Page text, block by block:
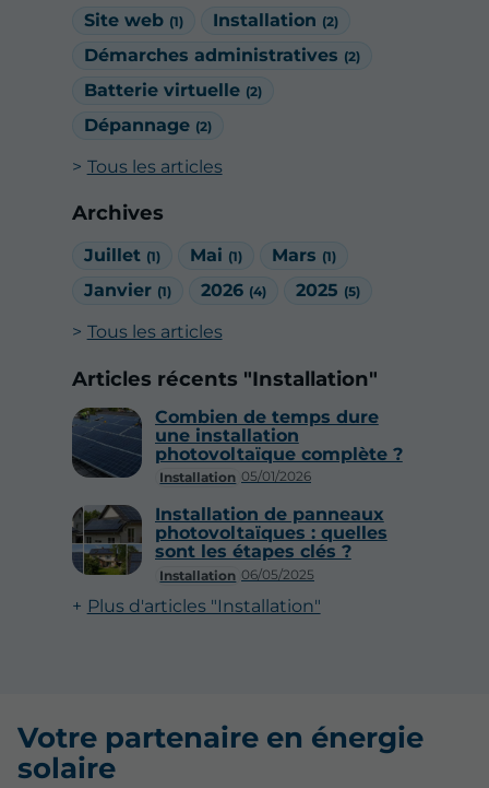
Site web (1) Installation (2)
Démarches administratives (2)
Batterie virtuelle (2)
Dépannage (2)
Tous les articles
Archives
Juillet (1) Mai (1) Mars (1)
Janvier (1) 2026 (4) 2025 (5)
Tous les articles
Articles récents "Installation"
Installation 05/01/2026
Combien de temps dure
une installation
photovoltaïque complète ?
Installation 06/05/2025
Installation de panneaux
photovoltaïques : quelles
sont les étapes clés ?
Plus d'articles "Installation"
Votre partenaire en énergie
solaire